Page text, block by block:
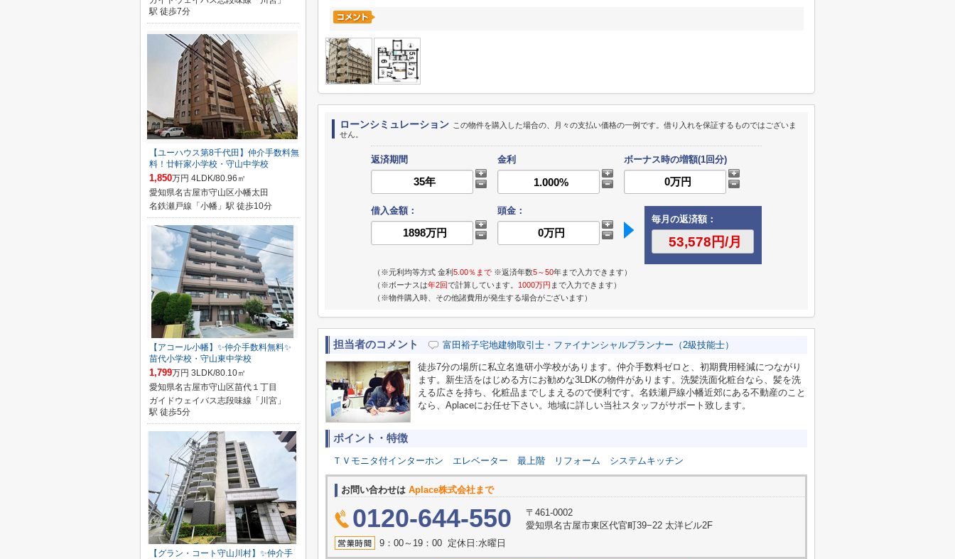
ローンシミュレーション この物件を購入した場合の、月々の支払い価格の一例です。借り入れを保証するものではございま
せん。
返済期間 金利 ボーナス時の増額(1回分)
借入金額：
頭金：
毎月の返済額：
（※元利均等方式 金利5.00％まで ※返済年数5～50年まで入力できます）
（※ボーナスは年2回で計算しています。 1000万円 まで入力できます）
（※物件購入時、その他諸費用が発生する場合がございます）
担当者のコメント 富田裕子宅地建物取引士・ファイナンシャルプランナー（2級技能士）
徒歩7分の場所に私立名進研小学校があります。仲介手数料ゼロと、初期費用軽減につながり
ます。新生活をはじめる方にお勧めな3LDKの物件があります。洗髪洗面化粧台なら、髪を洗
える広さを持ち、化粧品までしまえるので便利です。名鉄瀬戸線小幡近郊にある不動産のこと
なら、Aplaceにお任せ下さい。地域に詳しい当社スタッフがサポート致します。
ポイント・特徴
ＴＶモニタ付インターホン エレベーター 最上階 リフォーム システムキッチン
お問い合わせは Aplace株式会社まで
0120-644-550
〒461-0002
愛知県名古屋市東区代官町39−22 太洋ビル2F
9：00～19：00 定休日:水曜日
駅 徒歩7分
【ユーハウス第8千代田】仲介手数料無
料！廿軒家小学校・守山中学校
1,850万円 4LDK/80.96㎡
愛知県名古屋市守山区小幡太田
名鉄瀬戸線「小幡」駅 徒歩10分
【アコール小幡】✨️仲介手数料無料✨️
苗代小学校・守山東中学校
1,799万円 3LDK/80.10㎡
愛知県名古屋市守山区苗代１丁目
ガイドウェイバス志段味線「川宮」
駅 徒歩5分
【グラン・コート守山川村】✨️仲介手